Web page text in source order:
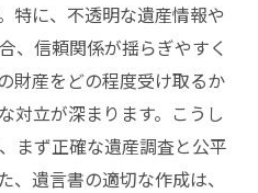
公平な相続解決の具体的
特に、不透明な遺産情報や
、信頼関係が揺らぎやすく
財産をどの程度受け取るか
対立が深まります。こうし
まず正確な遺産調査と公平
、遺言書の適切な作成は、